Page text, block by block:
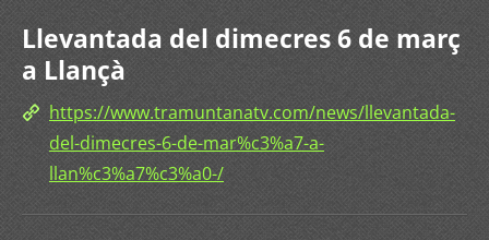
Llevantada del dimecres 6 de març
a Llançà
https://www.tramuntanatv.com/news/llevantada-
del-dimecres-6-de-mar%c3%a7-a-
llan%c3%a7%c3%a0-/